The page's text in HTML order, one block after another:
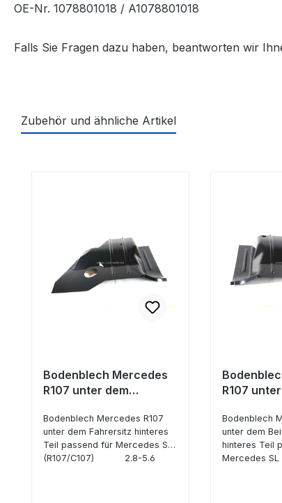
OE-Nr. 1078801018 / A1078801018
Falls Sie Fragen dazu haben, beantworten wir
Zubehör und ähnliche Artikel
Bodenblech Mercedes
R107 unter dem
Bodenblech Mercedes R107
unter dem Fahrersitz hinteres
Teil passend für Mercedes SL
(R107/C107) 2.8-5.6
R107
Teil
Bodenblech
unter dem
hinteres Teil
Mercedes